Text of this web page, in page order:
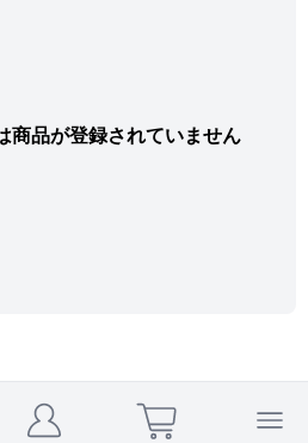
商品が登録されていません